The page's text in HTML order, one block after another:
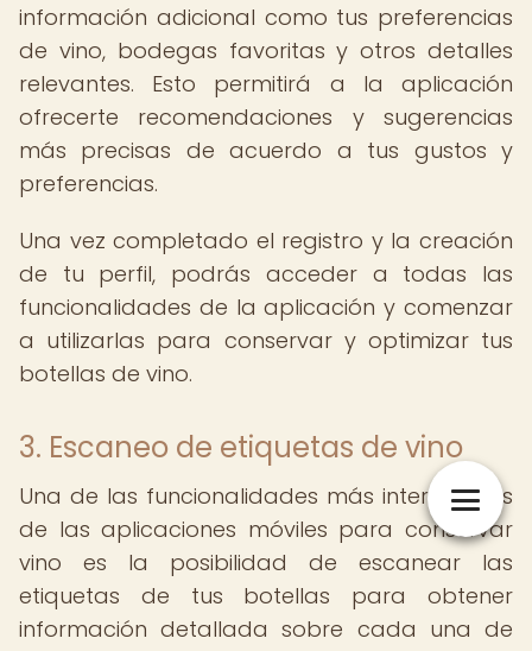
información adicional como tus preferencias
de vino, bodegas favoritas y otros detalles
relevantes. Esto permitirá a la aplicación
ofrecerte recomendaciones y sugerencias
más precisas de acuerdo a tus gustos y
preferencias.
Una vez completado el registro y la creación
de tu perfil, podrás acceder a todas las
funcionalidades de la aplicación y comenzar
a utilizarlas para conservar y optimizar tus
botellas de vino.
3. Escaneo de etiquetas de vino
Una de las funcionalidades más interesantes
de las aplicaciones móviles para conservar
vino es la posibilidad de escanear las
etiquetas de tus botellas para obtener
información detallada sobre cada una de